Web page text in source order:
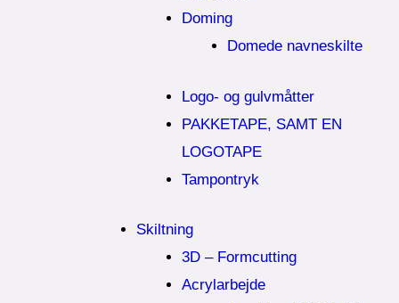
Doming
Domede navneskilte
Logo- og gulvmåtter
PAKKETAPE, SAMT EN
LOGOTAPE
Tampontryk
Skiltning
3D – Formcutting
Acrylarbejde